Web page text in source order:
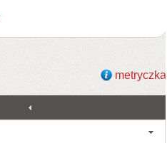
metryczka